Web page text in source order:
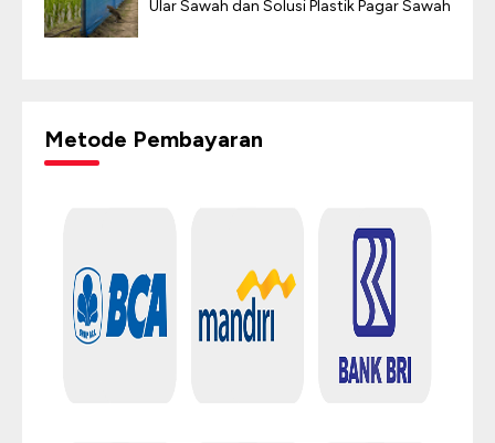
Ular Sawah dan Solusi Plastik Pagar Sawah
Metode Pembayaran